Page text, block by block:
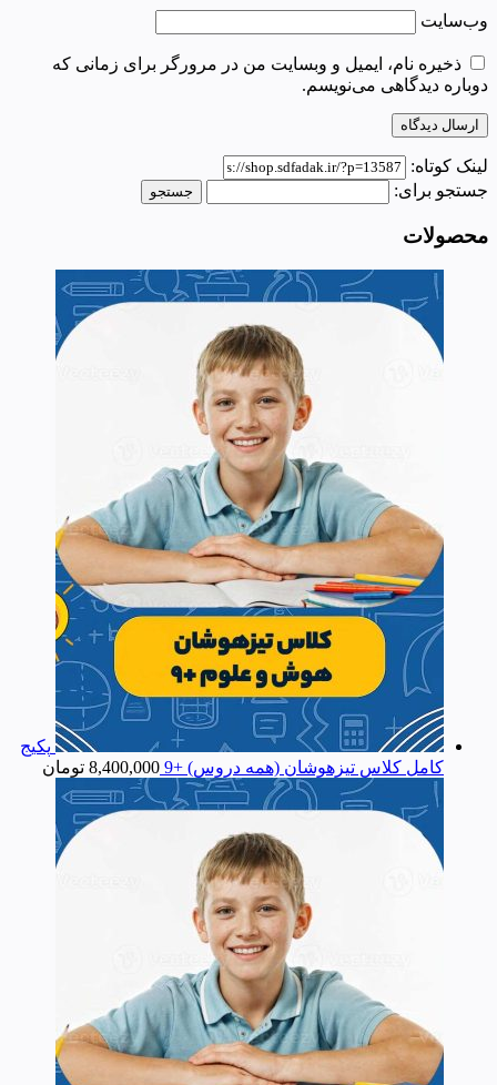
وب‌سایت
ذخیره نام، ایمیل و وبسایت من در مرورگر برای زمانی که
دوباره دیدگاهی می‌نویسم.
لینک کوتاه:
جستجو برای:
محصولات
پکیج
کامل کلاس تیزهوشان (همه دروس) +9
8,400,000 تومان